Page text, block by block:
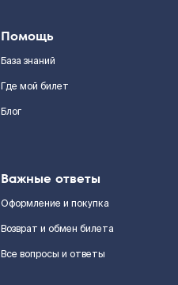
Помощь
База знаний
Где мой билет
Блог
Важные ответы
Оформление и покупка
Возврат и обмен билета
Все вопросы и ответы